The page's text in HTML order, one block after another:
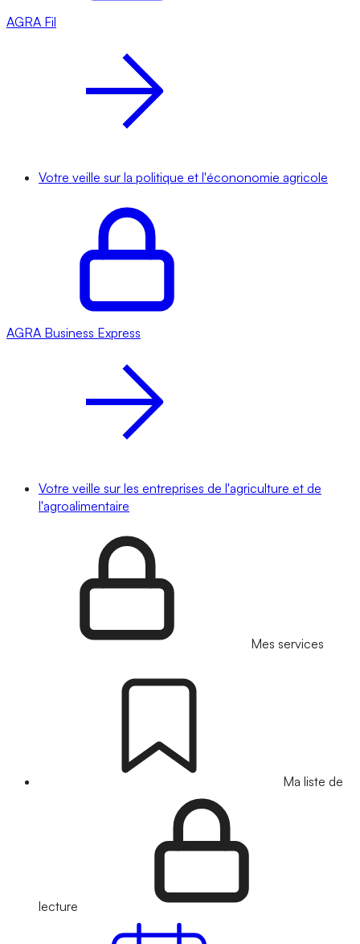
AGRA Fil
Votre veille sur la politique et l'écononomie agricole
AGRA Business Express
Votre veille sur les entreprises de l'agriculture et de
l'agroalimentaire
Mes services
Ma liste de
lecture